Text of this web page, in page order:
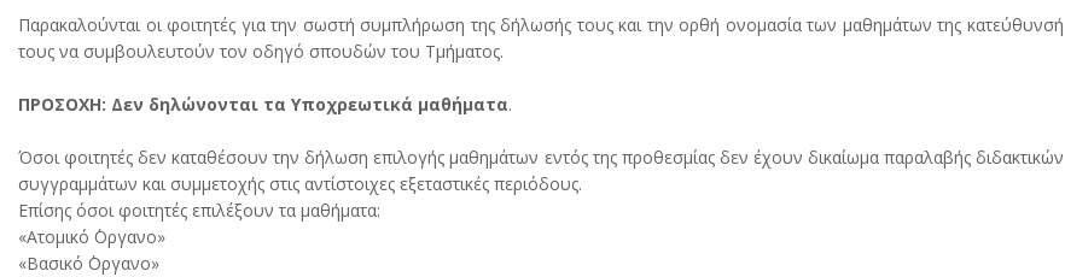
Παρακαλούνται οι φοιτητές για την σωστή συμπλήρωση της δήλωσής τους και την ορθή ονομασία των μαθημάτων της κατεύθυνσή
τους να συμβουλευτούν τον οδηγό σπουδών του Τμήματος.
ΠΡΟΣΟΧΗ: Δεν δηλώνονται τα Υποχρεωτικά μαθήματα.
Όσοι φοιτητές δεν καταθέσουν την δήλωση επιλογής μαθημάτων εντός της προθεσμίας δεν έχουν δικαίωμα παραλαβής διδακτικών
συγγραμμάτων και συμμετοχής στις αντίστοιχες εξεταστικές περιόδους.
Επίσης όσοι φοιτητές επιλέξουν τα μαθήματα:
«Ατομικό ΄Οργανο»
«Βασικό ΄Οργανο»